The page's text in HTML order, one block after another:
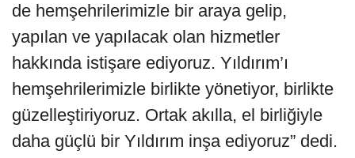
de hemşehrilerimizle bir araya gelip,
yapılan ve yapılacak olan hizmetler
hakkında istişare ediyoruz. Yıldırım’ı
hemşehrilerimizle birlikte yönetiyor, birlikte
güzelleştiriyoruz. Ortak akılla, el birliğiyle
daha güçlü bir Yıldırım inşa ediyoruz” dedi.